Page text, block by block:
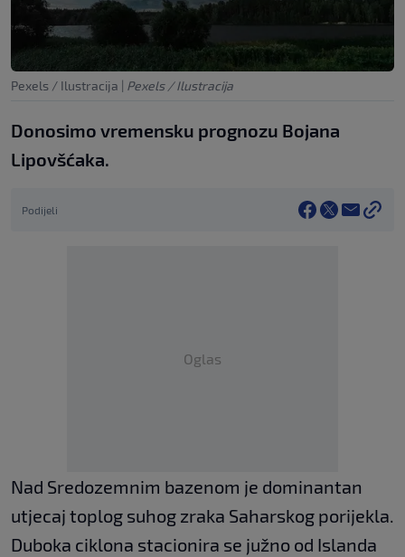
Pexels / Ilustracija | Pexels / Ilustracija
Donosimo vremensku prognozu Bojana
Lipovšćaka.
Podijeli
Oglas
Nad Sredozemnim bazenom je dominantan
utjecaj toplog suhog zraka Saharskog porijekla.
Duboka ciklona stacionira se južno od Islanda